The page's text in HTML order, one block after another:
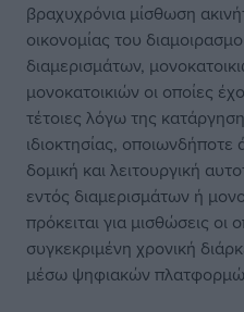
βραχυχρόνια μίσθωση
οικονομίας του
διαμερισμάτων,
μονοκατοικιών οι οποίες
τέτοιες λόγω της
ιδιοκτησίας,
δομική και λειτουργική
εντός διαμερισμάτων ή
πρόκειται για μισθώσεις οι
συγκεκριμένη χρονική
μέσω ψηφιακών